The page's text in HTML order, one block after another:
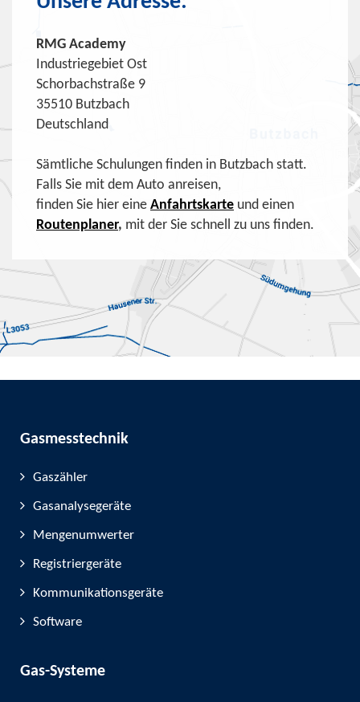
RMG Academy
Industriegebiet Ost
Schorbachstraße 9
35510 Butzbach
Deutschland
Sämtliche Schulungen finden in Butzbach statt.
Falls Sie mit dem Auto anreisen,
finden Sie hier eine Anfahrtskarte und einen
Routenplaner, mit der Sie schnell zu uns finden.
Gasmesstechnik
Gaszähler
Gasanalysegeräte
Mengenumwerter
Registriergeräte
Kommunikationsgeräte
Software
Gas-Systeme